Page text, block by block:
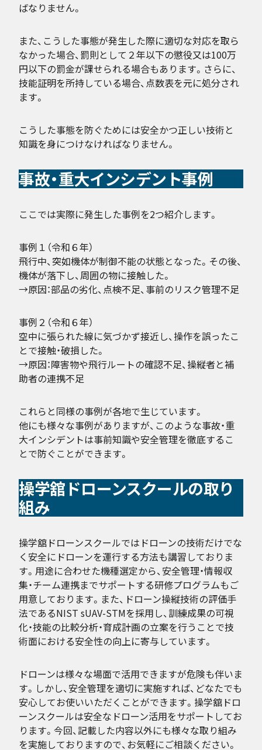
ばなりません。
また、こうした事態が発生した際に適切な対応を取ら
なかった場合、罰則として２年以下の懲役又は100万
円以下の罰金が課せられる場合もあります。さらに、
技能証明を所持している場合、点数表を元に処分され
ます。
こうした事態を防ぐためには安全かつ正しい技術と
知識を身につけなければなりません。
事故・重大インシデント事例
ここでは実際に発生した事例を2つ紹介します。
事例１（令和６年）
飛行中、突如機体が制御不能の状態となった。その後、
機体が落下し、周囲の物に接触した。
→原因：部品の劣化、点検不足、事前のリスク管理不足
事例２（令和６年）
空中に張られた線に気づかず接近し、操作を誤ったこ
とで接触・破損した。
→原因：障害物や飛行ルートの確認不足、操縦者と補
助者の連携不足
これらと同様の事例が各地で生じています。
他にも様々な事例がありますが、このような事故・重
大インシデントは事前知識や安全管理を徹底するこ
とで防ぐことができます。
操学舘ドローンスクールの取り
組み
操学舘ドローンスクールではドローンの技術だけでな
く安全にドローンを運行する方法も講習しておりま
す。用途に合わせた機種選定から、安全管理・情報収
集・チーム連携までサポートする研修プログラムもご
用意しております。また、ドローン操縦技術の評価手
法であるNIST sUAV-STMを採用し、訓練成果の可視
化・技能の比較分析・育成計画の立案を行うことで技
術面における安全性の向上に寄与しています。
ドローンは様々な場面で活用できますが危険も伴いま
す。しかし、安全管理を適切に実施すれば、どなたでも
安心してお使いいただくことができます。操学舘ドロ
ーンスクールは安全なドローン活用をサポートしてお
ります。今回、記載した内容以外にも様々な取り組み
を実施しておりますので、お気軽にご相談ください。